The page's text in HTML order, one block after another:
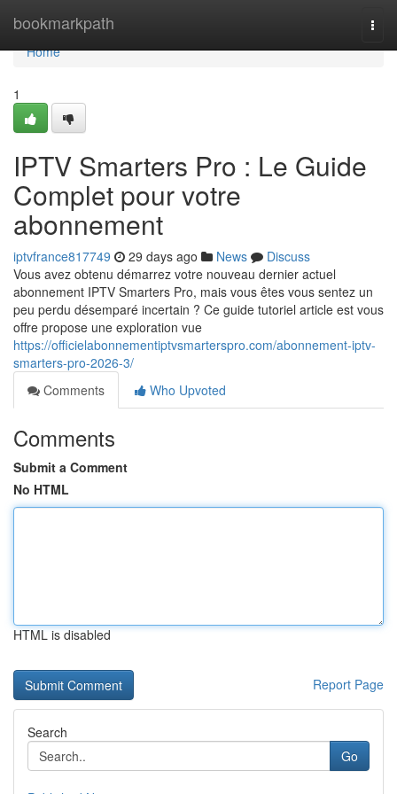
bookmarkpath
Home
Home
1
IPTV Smarters Pro : Le Guide
Complet pour votre
abonnement
iptvfrance817749 29 days ago News
Discuss
Vous avez obtenu démarrez votre nouveau dernier actuel
abonnement IPTV Smarters Pro, mais vous êtes vous sentez un
peu perdu désemparé incertain ? Ce guide tutoriel article est vous
offre propose une exploration vue
https://officielabonnementiptvsmarterspro.com/abonnement-iptv-
smarters-pro-2026-3/
Comments
Who Upvoted
Comments
Submit a Comment
No HTML
HTML is disabled
Report Page
Search
Go